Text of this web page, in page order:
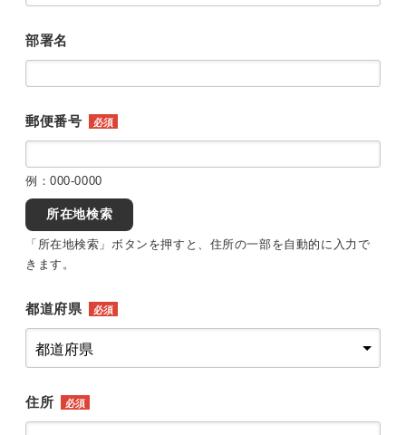
部署名
郵便番号 必須
例：000-0000
所在地検索
「所在地検索」ボタンを押すと、住所の一部を自動的に入力で
きます。
都道府県 必須
住所 必須